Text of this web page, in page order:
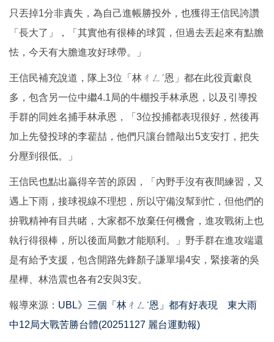
只丟掉1分非責失，為自己進帳勝投外，也獲得王信民誇讚
「長大了」，「其實他有很棒的球質，但過去丟起來有點膽
怯，今天有大膽進攻好球帶。」
王信民補充說道，隊上3位「林ㄔㄥˊ恩」都在此役貢獻良
多，包含另一位中繼4.1局的牛棚投手林承恩，以及引導投
手群的同姓名捕手林承恩，「3位投捕都表現很好，然後再
加上先發投球的李雚喆，他們只讓台體敲出5支安打，把失
分壓到很低。」
王信民也點出贏得辛苦的原因，「內野手沒有夜間練習，又
遇上下雨，接球視線不理想，所以守備沒幫到忙，但他們的
拚戰精神有目共睹，大家都不放棄任何機會，進攻戰術上也
執行得很棒，所以後面局數才能順利。」野手群在進攻端還
是有給予支援，包含開路先鋒顏子謙單場4安，緊接著的吳
星樺、林浩震也各有2安與3安。
報導來源： UBL》三個「林ㄔㄥˊ恩」都有好表現 東大雨
中12局大戰苦勝台體(20251127 麗台運動報)